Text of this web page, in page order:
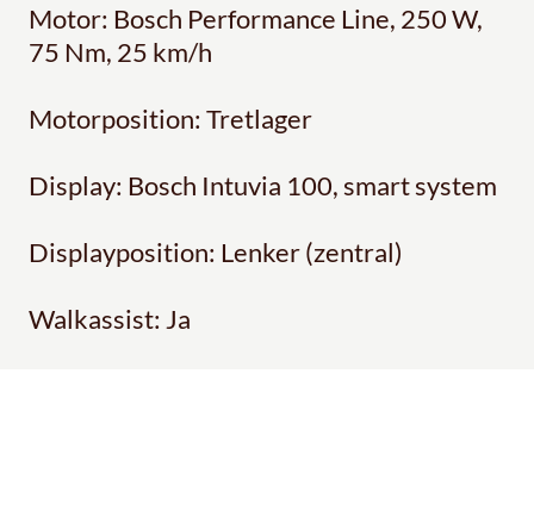
Motor: Bosch Performance Line, 250 W,
75 Nm, 25 km/h
Motorposition: Tretlager
Display: Bosch Intuvia 100, smart system
Displayposition: Lenker (zentral)
Walkassist: Ja